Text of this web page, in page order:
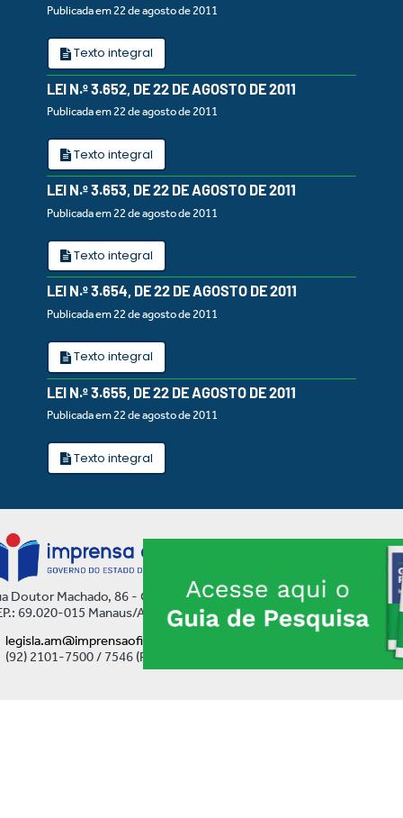
Publicada em 22 de agosto de 2011
Texto integral
LEI N.º 3.652, DE 22 DE AGOSTO DE 2011
Publicada em 22 de agosto de 2011
Texto integral
LEI N.º 3.653, DE 22 DE AGOSTO DE 2011
Publicada em 22 de agosto de 2011
Texto integral
LEI N.º 3.654, DE 22 DE AGOSTO DE 2011
Publicada em 22 de agosto de 2011
Texto integral
LEI N.º 3.655, DE 22 DE AGOSTO DE 2011
Publicada em 22 de agosto de 2011
Texto integral
Doutor Machado, 86 - Centro
69.020-015 Manaus/AM
legisla.am@imprensaoficial.am.gov.br
(92) 2101-7500 / 7546 (Ramal)